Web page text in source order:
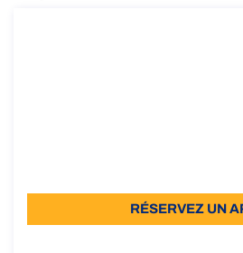
À partir de: €110 TVA incluse